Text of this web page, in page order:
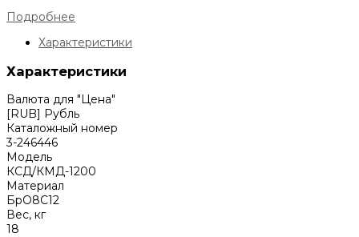
Подробнее
Характеристики
Характеристики
Валюта для "Цена"
[RUB] Рубль
Каталожный номер
3-246446
Модель
КСД/КМД-1200
Материал
БрО8С12
Вес, кг
18